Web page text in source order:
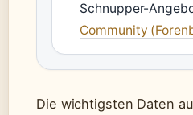
Schnupper-
Community
Die wichtigsten Daten